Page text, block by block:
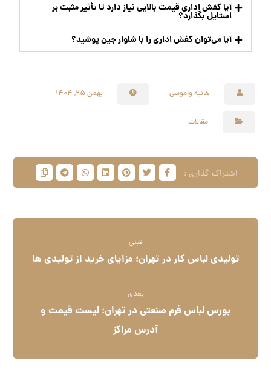
آیا کفش اداری قیمت بالایی نیاز دارد تا تأثیر مثبت بر
استایل بگذارد؟
آیا می‌توان کفش اداری را با شلوار جین پوشید؟
هانیه واموسی بهمن 25, 1404
مقالات
قبلی
تولیدی لباس کار در تهران؛ مزایای خرید از تولیدی ها
بعدی
بورس لباس فرم صنعتی در تهران؛ لیست قیمت و
آدرس مراکز